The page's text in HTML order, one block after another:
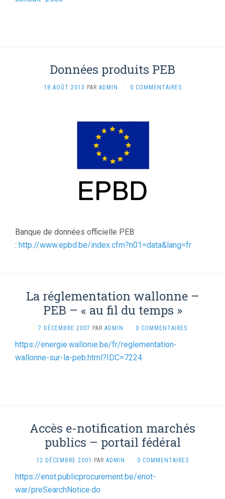
Données produits PEB
18 AOÛT 2013 PAR ADMIN · 0 COMMENTAIRES
Banque de données officielle PEB
: http://www.epbd.be/index.cfm?n01=data&lang=fr
La réglementation wallonne –
PEB – « au fil du temps »
7 DÉCEMBRE 2007 PAR ADMIN · 0 COMMENTAIRES
https://energie.wallonie.be/fr/reglementation-
wallonne-sur-la-peb.html?IDC=7224
Accès e-notification marchés
publics – portail fédéral
12 DÉCEMBRE 2001 PAR ADMIN · 0 COMMENTAIRES
https://enot.publicprocurement.be/enot-
war/preSearchNotice.do